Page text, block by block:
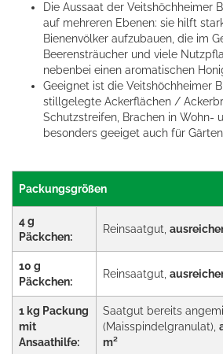
Die Aussaat der Veitshöchheimer
auf mehreren Ebenen: sie hilft
Bienenvölker aufzubauen, die im
Beerensträucher und viele
nebenbei einen aromatischen
Geeignet ist die Veitshöchheimer
stillgelegte Ackerflächen /
Schutzstreifen, Brachen in Wohn-
besonders geeiget auch für
Packungsgrößen
4 g
Päckchen:
Reinsaatgut,
10 g
Päckchen:
Reinsaatgut,
1 kg Packung
mit
Ansaathilfe:
Saatgut bereits
(Maisspindelgranulat),
m²